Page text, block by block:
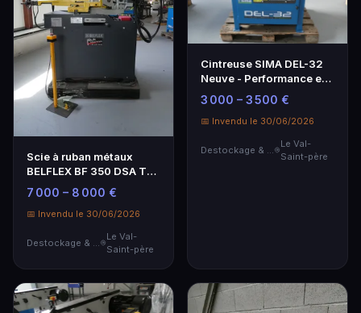
Scie à ruban métaux
BELFLEX BF 350 DSA TF -
Neuf
7 000 – 8 000 €
📅 Invendu le 30/06/2026
Destockage & Invendus
Le Val-
Saint-père
Cintreuse SIMA DEL-32
Neuve - Performance et
Précision
3 000 – 3 500 €
📅 Invendu le 30/06/2026
Le Val-
Saint-père